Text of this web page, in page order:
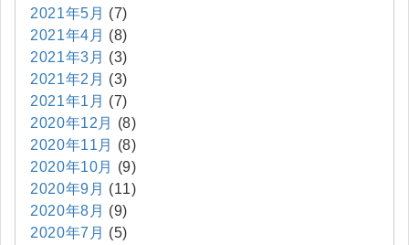
2021年5月 (7)
2021年4月 (8)
2021年3月 (3)
2021年2月 (3)
2021年1月 (7)
2020年12月
(8)
2020年11月
(8)
2020年10月
(9)
2020年9月 (11)
2020年8月 (9)
2020年7月 (5)